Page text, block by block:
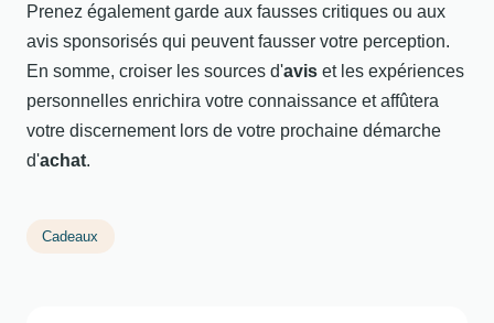
Prenez également garde aux fausses critiques ou aux
avis sponsorisés qui peuvent fausser votre perception.
En somme, croiser les sources d'avis et les expériences
personnelles enrichira votre connaissance et affûtera
votre discernement lors de votre prochaine démarche
d'achat.
Cadeaux